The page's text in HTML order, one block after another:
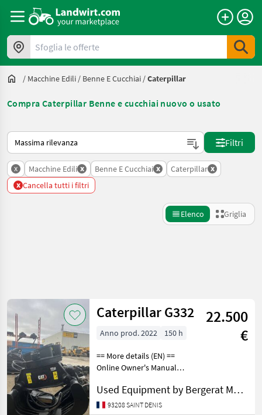
Sfoglia le offerte
/ Macchine Edili / Benne E Cucchiai /Caterpillar
Compra Caterpillar Benne e cucchiai nuovo o usato
Ecco come viene ordinato su Landwirt.com
Filtri
x Macchine Edili x Benne E Cucchiai x Caterpillar x
x Cancella tutti i filtri
Elenco Griglia
Categoria 4 Paese Filtri
PERCORSO
ATTUALE
Macchine
edili
Reimposta
Mostra
risultati
Caterpillar G332
22.500
€
Anno prod. 2022 150 h
== More details (EN) ==
Online Owner's Manual
cucchiai
Used Equipment by Bergerat Monnoyeur
93208 SAINT DENIS